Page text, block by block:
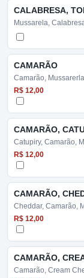
CALABRESA,
Mussarela,
CAMARÃO
Camarão, Mussarerla
R$ 12,00
CAMARÃO,
Catupiry, Camarão,
R$ 12,00
CAMARÃO,
Cheddar, Camarão,
R$ 12,00
CAMARÃO,
Camarão, Cream